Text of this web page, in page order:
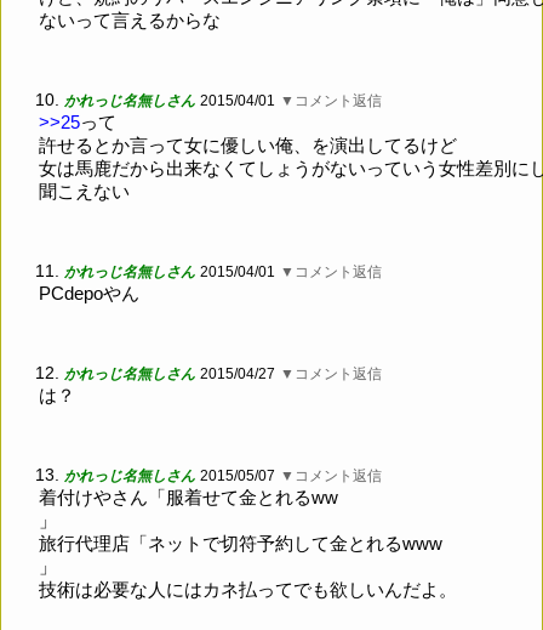
ないって言えるからな
10. かれっじ名無しさん 2015/04/01 ▼コメント返信
>>25って
許せるとか言って女に優しい俺、を演出してるけど
女は馬鹿だから出来なくてしょうがないっていう女性差別に
聞こえない
11. かれっじ名無しさん 2015/04/01 ▼コメント返信
PCdepoやん
12. かれっじ名無しさん 2015/04/27 ▼コメント返信
は？
13. かれっじ名無しさん 2015/05/07 ▼コメント返信
着付けやさん「服着せて金とれるww
」
旅行代理店「ネットで切符予約して金とれるwww
」
技術は必要な人にはカネ払ってでも欲しいんだよ。